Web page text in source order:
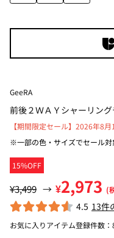
GeeRA
前後２ＷＡＹシャーリン
15%OFF
【期間限定セール】2026年8
※一部の色・サイズでセール
¥3,499 → ¥2,973 (
4.5 13件
お気に入りアイテム登録件数：